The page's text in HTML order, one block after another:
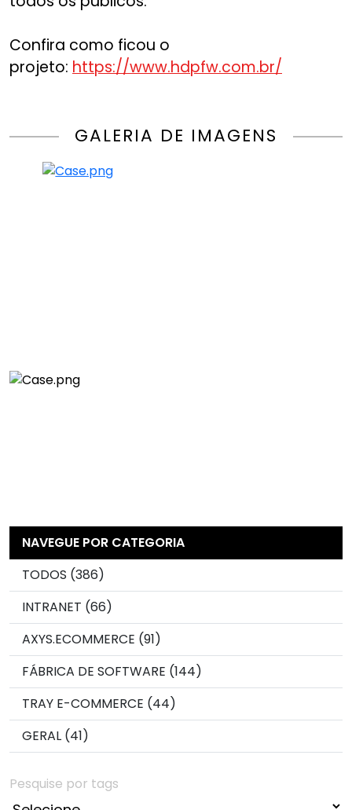
Confira como ficou o
projeto: https://www.hdpfw.com.br/
GALERIA DE IMAGENS
NAVEGUE POR CATEGORIA
TODOS (386)
INTRANET (66)
AXYS.ECOMMERCE (91)
FÁBRICA DE SOFTWARE (144)
TRAY E-COMMERCE (44)
GERAL (41)
Pesquise por tags